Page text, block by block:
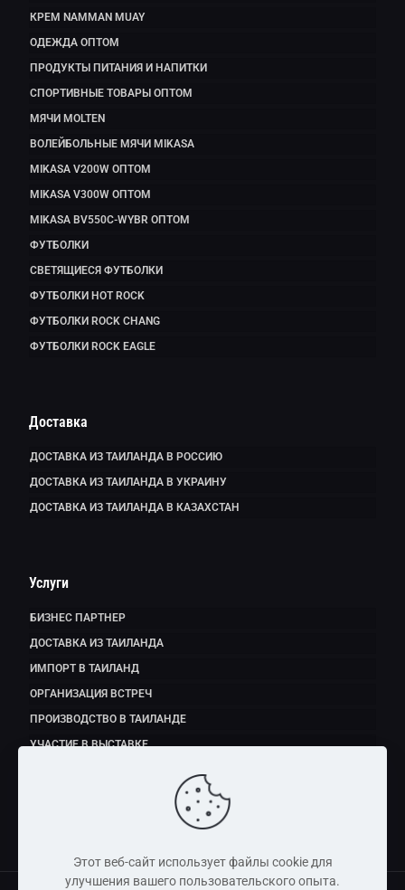
КРЕМ NAMMAN MUAY
ОДЕЖДА ОПТОМ
ПРОДУКТЫ ПИТАНИЯ И НАПИТКИ
СПОРТИВНЫЕ ТОВАРЫ ОПТОМ
МЯЧИ MOLTEN
ВОЛЕЙБОЛЬНЫЕ МЯЧИ MIKASA
MIKASA V200W ОПТОМ
MIKASA V300W ОПТОМ
MIKASA BV550C-WYBR ОПТОМ
ФУТБОЛКИ
СВЕТЯЩИЕСЯ ФУТБОЛКИ
ФУТБОЛКИ HOT ROCK
ФУТБОЛКИ ROCK CHANG
ФУТБОЛКИ ROCK EAGLE
Доставка
ДОСТАВКА ИЗ ТАИЛАНДА В РОССИЮ
ДОСТАВКА ИЗ ТАИЛАНДА В УКРАИНУ
ДОСТАВКА ИЗ ТАИЛАНДА В КАЗАХСТАН
Услуги
БИЗНЕС ПАРТНЕР
ДОСТАВКА ИЗ ТАИЛАНДА
ИМПОРТ В ТАИЛАНД
ОРГАНИЗАЦИЯ ВСТРЕЧ
ПРОИЗВОДСТВО В ТАИЛАНДЕ
УЧАСТИЕ В ВЫСТАВКЕ
Этот веб-сайт использует файлы cookie для
улучшения вашего пользовательского опыта.